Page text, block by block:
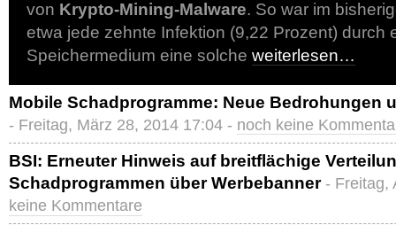
von Krypto-Mining-Malware. So war im
etwa jede zehnte Infektion (9,22 Prozent) durch
Speichermedium eine solche weiterlesen…
Mobile Schadprogramme: Neue Bedrohungen
- Freitag, März 28, 2014 17:04 - noch keine
BSI: Erneuter Hinweis auf breitflächige
Schadprogrammen über Werbebanner - Freitag,
keine Kommentare